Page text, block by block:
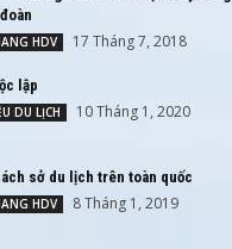
HDV 17 Tháng 7, 2018
lập
DU LỊCH 10 Tháng 1, 2020
sở du lịch trên toàn quốc
HDV 8 Tháng 1, 2019